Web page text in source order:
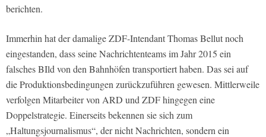
berichten.
Immerhin hat der damalige ZDF-Intendant Thomas Bellut noch
eingestanden, dass seine Nachrichtenteams im Jahr 2015 ein
falsches BIld von den Bahnhöfen transportiert haben. Das sei auf
die Produktionsbedingungen zurückzuführen gewesen. Mittlerweile
verfolgen Mitarbeiter von ARD und ZDF hingegen eine
Doppelstrategie. Einerseits bekennen sie sich zum
„Haltungsjournalismus“, der nicht Nachrichten, sondern ein